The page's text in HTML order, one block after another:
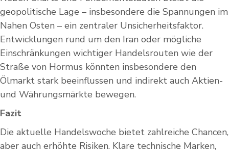
geopolitische Lage – insbesondere die Spannungen im
Nahen Osten – ein zentraler Unsicherheitsfaktor.
Entwicklungen rund um den Iran oder mögliche
Einschränkungen wichtiger Handelsrouten wie der
Straße von Hormus könnten insbesondere den
Ölmarkt stark beeinflussen und indirekt auch Aktien-
und Währungsmärkte bewegen.
Fazit
Die aktuelle Handelswoche bietet zahlreiche Chancen,
aber auch erhöhte Risiken. Klare technische Marken,